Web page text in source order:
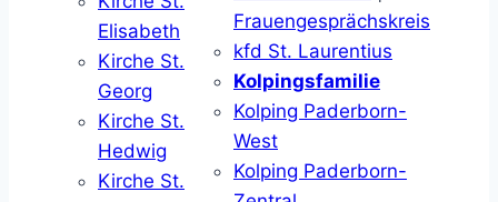
Elisabeth
Kirche St.
Georg
Kirche St.
Hedwig
Kirche St.
Frauengesprächskreis
kfd St. Laurentius
Kolpingsfamilie
Kolping Paderborn-
West
Kolping Paderborn-